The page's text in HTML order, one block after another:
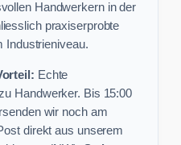
Handwerkern in der
praxiserprobte
Industrieniveau.
Echte
Handwerker. Bis 15:00
wir noch am
direkt aus unserem